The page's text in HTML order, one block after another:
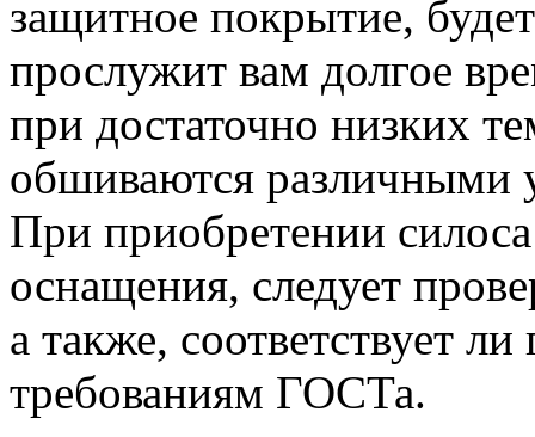
защитное покрытие,
прослужит вам долгое
при достаточно низких
обшиваются различными
При приобретении
оснащения, следует
а также, соответствует
требованиям ГОСТа.